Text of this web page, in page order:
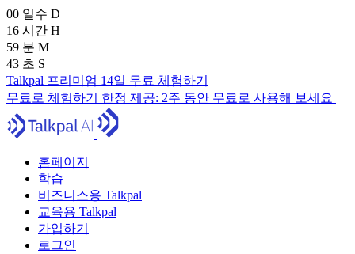
00 일수 D
16 시간 H
59 분 M
41 초 S
Talkpal 프리미엄 14일 무료 체험하기
무료로 체험하기 한정 제공: 2주 동안 무료로 사용해 보세요
홈페이지
학습
비즈니스용 Talkpal
교육용 Talkpal
가입하기
로그인